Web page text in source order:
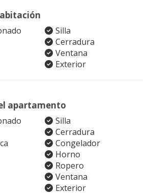
Silla
Cerradura
Ventana
Exterior
apartamento
Silla
Cerradura
Congelador
Horno
Ropero
Ventana
Exterior